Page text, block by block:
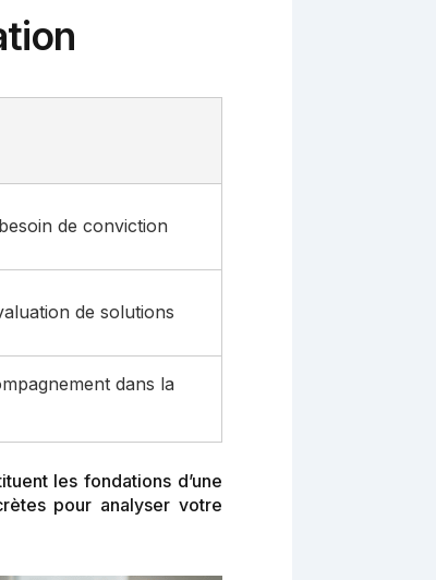
de conviction
de solutions
dans la
les fondations d’une
pour analyser votre